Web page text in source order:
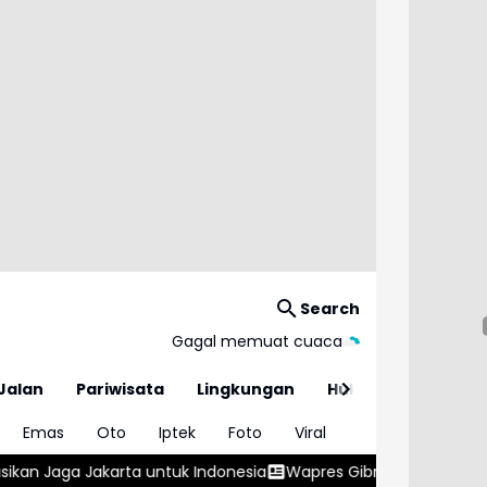
Search
Gagal memuat cuaca
Pariwisata Lingkungan
Hukum
Emas Oto Iptek Foto
Viral
Wapres Gibran Minta Normalisasi Sungai Dipercepat di